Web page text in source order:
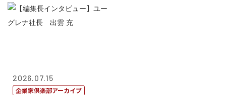
2026.07.15
企業家倶楽部アーカイブ